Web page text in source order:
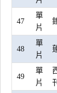
47
單
片
48
單
片
49
單
片
刊